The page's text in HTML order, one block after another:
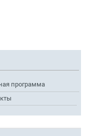
программа